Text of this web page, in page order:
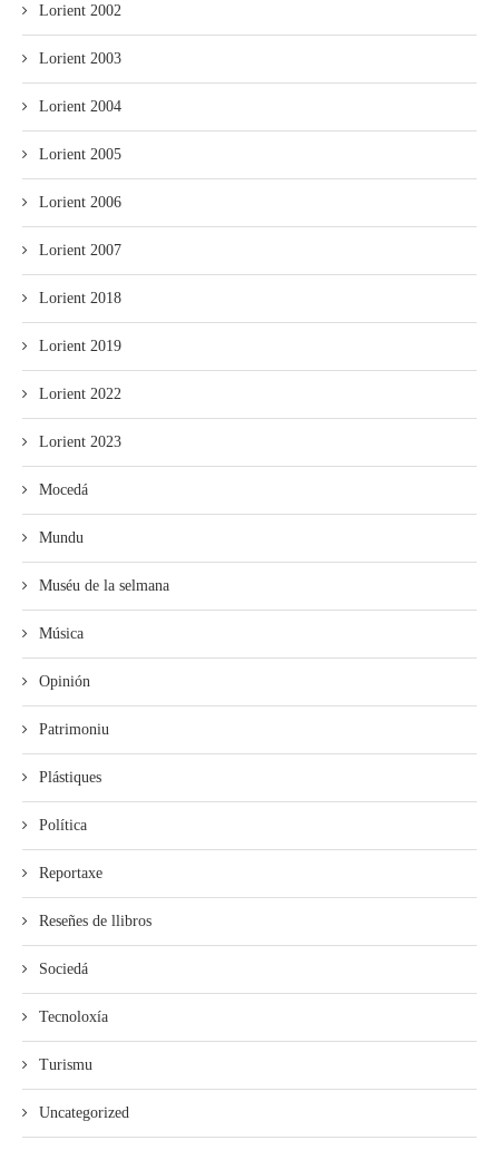
Lorient 2002
Lorient 2003
Lorient 2004
Lorient 2005
Lorient 2006
Lorient 2007
Lorient 2018
Lorient 2019
Lorient 2022
Lorient 2023
Mocedá
Mundu
Muséu de la selmana
Música
Opinión
Patrimoniu
Plástiques
Política
Reportaxe
Reseñes de llibros
Sociedá
Tecnoloxía
Turismu
Uncategorized